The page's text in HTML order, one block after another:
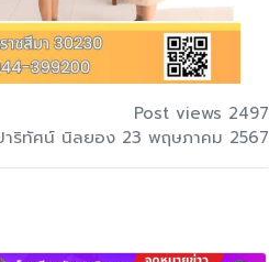
Post views 2497
าริทัศน์ นิลยอง 23 พฤษภาคม 2567